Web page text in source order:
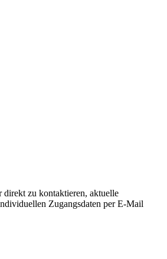
direkt zu kontaktieren, aktuelle
Zugangsdaten per E-Mail